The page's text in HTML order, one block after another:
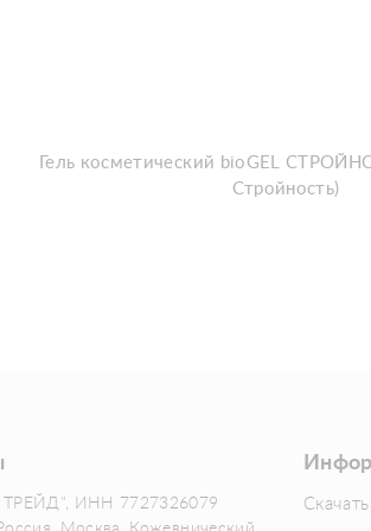
Гель косметический bioGEL
Стройность)
ИНН 7727326079